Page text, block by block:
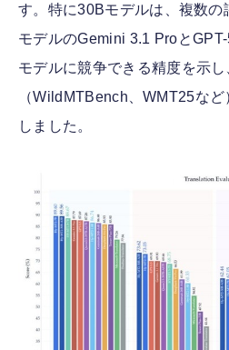
す。特に30Bモデルは、複数の
モデルのGemini 3.1 Proと
モデルに競争できる精度を示
（WildMTBench、WMT25な
しました。